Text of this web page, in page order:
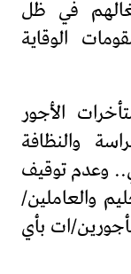
في ظل
الوقاية
الأجور
والنظافة
وعدم توقيف
والعاملين/
ات بأي